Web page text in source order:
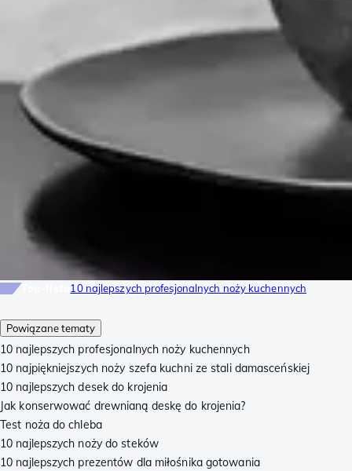
Powiązane tematy
10 najlepszych profesjonalnych noży kuchennych
10 najpiękniejszych noży szefa kuchni ze stali damasceńskiej
10 najlepszych desek do krojenia
Jak konserwować drewnianą deskę do krojenia?
Test noża do chleba
10 najlepszych noży do steków
10 najlepszych prezentów dla miłośnika gotowania
10 najlepszych profesjonalnych noży kuchennych